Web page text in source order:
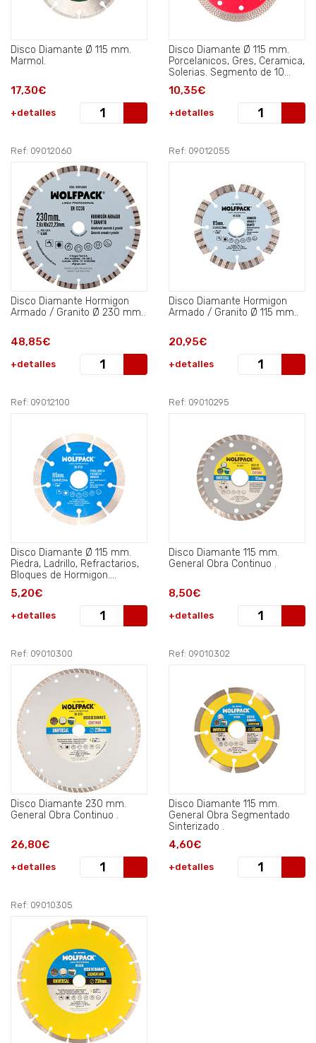
Disco Diamante Ø 115 mm.
Marmol.
17,30€
+detalles
Disco Diamante Ø 115 mm.
Porcelanicos, Gres, Ceramica,
Solerias. Segmento de 10
mm..
10,35€
+detalles
Ref: 09012060
Disco Diamante Hormigon
Armado / Granito Ø 230 mm..
48,85€
+detalles
Ref: 09012055
Disco Diamante Hormigon
Armado / Granito Ø 115 mm..
20,95€
+detalles
Ref: 09012100
Disco Diamante Ø 115 mm.
Piedra, Ladrillo, Refractarios,
Bloques de Hormigon.
Segmento Diamantado 10
mm..
5,20€
+detalles
Ref: 09010295
Disco Diamante 115 mm.
General Obra Continuo .
8,50€
+detalles
Ref: 09010300
Disco Diamante 230 mm.
General Obra Continuo .
26,80€
+detalles
Ref: 09010302
Disco Diamante 115 mm.
General Obra Segmentado
Sinterizado .
4,60€
+detalles
Ref: 09010305